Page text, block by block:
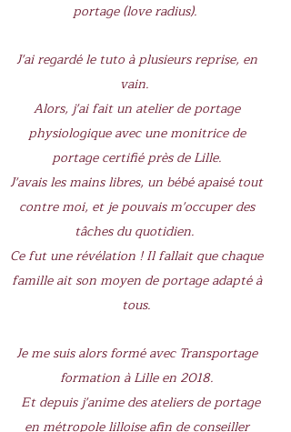
portage (love radius).
J'ai regardé le tuto à plusieurs reprise, en
vain.
Alors, j'ai fait un atelier de portage
physiologique avec une monitrice de
portage certifié près de Lille.
J'avais les mains libres, un bébé apaisé tout
contre moi, et je pouvais m'occuper des
tâches du quotidien.
Ce fut une révélation ! Il fallait que chaque
famille ait son moyen de portage adapté à
tous.
Je me suis alors formé avec Transportage
formation à Lille en 2018.
Et depuis j'anime des ateliers de portage
en métropole lilloise afin de conseiller